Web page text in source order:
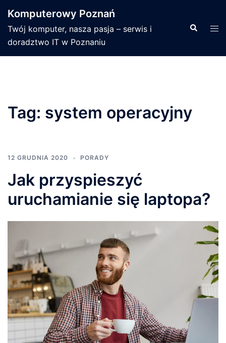
do
treści
Komputerowy Poznań
Twój komputer, nasza pasja – serwis i
doradztwo IT w Poznaniu
Tag: system operacyjny
12 GRUDNIA 2020 PORADY
Jak przyspieszyć
uruchamianie się laptopa?